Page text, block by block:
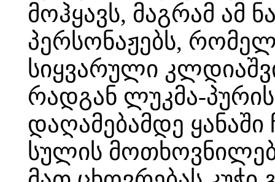
მოჰყავს, მაგრამ ამ
პერსონაჟებს,
სიყვარული
რადგან ლუკმა-
დაღამებამდე
სულის